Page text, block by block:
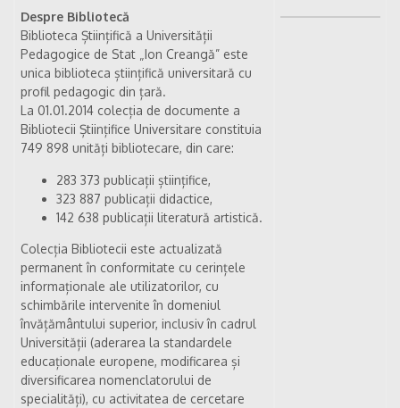
Despre Bibliotecă
Biblioteca Științifică a Universității
Pedagogice de Stat „Ion Creangă” este
unica biblioteca științifică universitară cu
profil pedagogic din țară.
La 01.01.2014 colecția de documente a
Bibliotecii Științifice Universitare constituia
749 898 unități bibliotecare, din care:
283 373 publicații științifice,
323 887 publicații didactice,
142 638 publicații literatură artistică.
Colecția Bibliotecii este actualizată
permanent în conformitate cu cerințele
informaționale ale utilizatorilor, cu
schimbările intervenite în domeniul
învățământului superior, inclusiv în cadrul
Universității (aderarea la standardele
educaționale europene, modificarea și
diversificarea nomenclatorului de
specialități), cu activitatea de cercetare